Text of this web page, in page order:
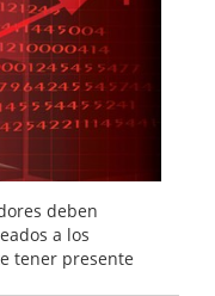
deben
a los
tener presente